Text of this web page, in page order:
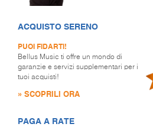
ACQUISTO SERENO
PUOI FIDARTI!
Bellus Music ti offre un mondo di
garanzie e servizi supplementari per i
tuoi acquisti!
» SCOPRILI ORA
PAGA A RATE